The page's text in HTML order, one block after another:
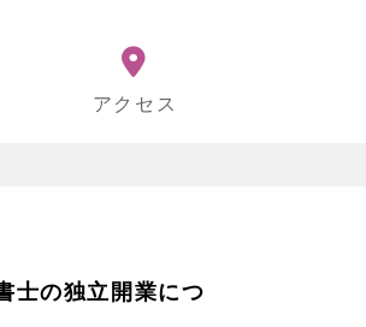
アクセス
士の独立開業につ